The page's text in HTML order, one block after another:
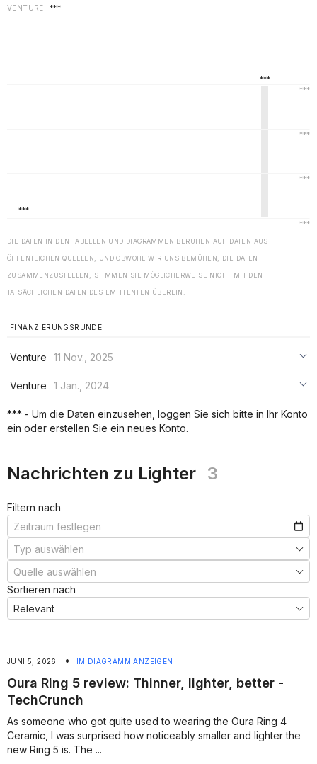
VENTURE ***
DIE DATEN IN DEN TABELLEN UND DIAGRAMMEN BERUHEN AUF DATEN AUS
ÖFFENTLICHEN QUELLEN, UND OBWOHL WIR UNS BEMÜHEN, DIE DATEN
ZUSAMMENZUSTELLEN, STIMMEN SIE MÖGLICHERWEISE NICHT MIT DEN
TATSÄCHLICHEN DATEN DES EMITTENTEN ÜBEREIN.
FINANZIERUNGSRUNDE
Venture
11 Nov., 2025
***
Venture
1 Jan., 2024
***
*** - Um die Daten einzusehen, loggen Sie sich bitte in Ihr Konto
ein oder erstellen Sie ein neues Konto.
Nachrichten zu Lighter 3
Filtern nach
Sortieren nach
JUNI 5, 2026 • IM DIAGRAMM ANZEIGEN
Oura Ring 5 review: Thinner, lighter, better -
TechCrunch
As someone who got quite used to wearing the Oura Ring 4
Ceramic, I was surprised how noticeably smaller and lighter the
new Ring 5 is. The ...